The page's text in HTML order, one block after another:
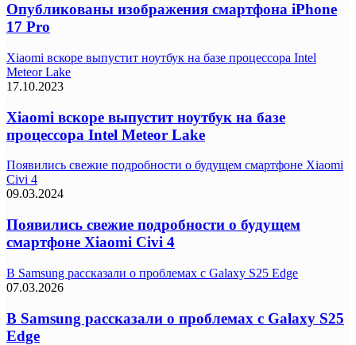
Опубликованы изображения смартфона iPhone
17 Pro
Xiaomi вскоре выпустит ноутбук на базе процессора Intel
Meteor Lake
17.10.2023
Xiaomi вскоре выпустит ноутбук на базе
процессора Intel Meteor Lake
Появились свежие подробности о будущем смартфоне Xiaomi
Civi 4
09.03.2024
Появились свежие подробности о будущем
смартфоне Xiaomi Civi 4
В Samsung рассказали о проблемах с Galaxy S25 Edge
07.03.2026
В Samsung рассказали о проблемах с Galaxy S25
Edge